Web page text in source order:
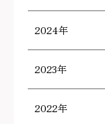
2024年
2023年
2022年